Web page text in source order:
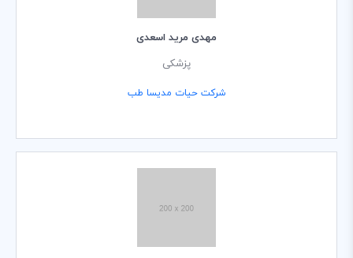
مهدی مرید اسعدی
پزشکی
شرکت حیات مدیسا طب